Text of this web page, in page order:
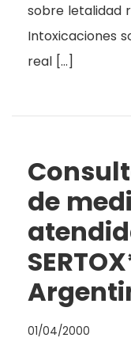
sobre letalidad
Intoxicaciones
real […]
de
01/04/2000